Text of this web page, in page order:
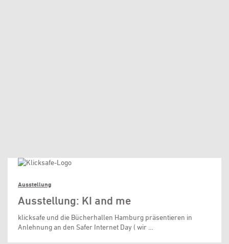
Ausstellung
Ausstellung: KI and me
klicksafe und die Bücherhallen Hamburg präsentieren in
Anlehnung an den Safer Internet Day ( wir …